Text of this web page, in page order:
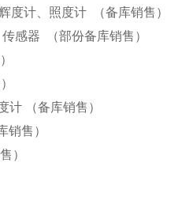
计、照度计 （备库销售）
感器 （部份备库销售）
（备库销售）
售）
）